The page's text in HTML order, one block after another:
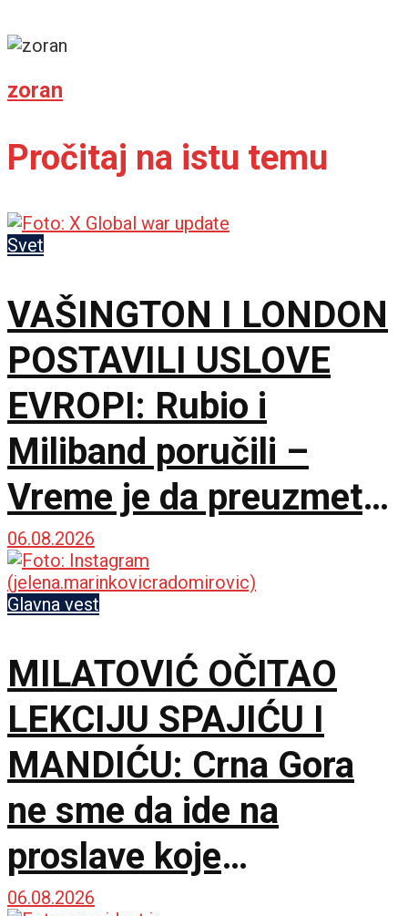
zoran
Pročitaj na istu temu
Svet
VAŠINGTON I LONDON
POSTAVILI USLOVE
EVROPI: Rubio i
Miliband poručili –
Vreme je da preuzmete
brigu o sopstvenoj
bezbednosti
06.08.2026
Glavna vest
MILATOVIĆ OČITAO
LEKCIJU SPAJIĆU I
MANDIĆU: Crna Gora
ne sme da ide na
proslave koje
vaskrsavaju bol i
06.08.2026